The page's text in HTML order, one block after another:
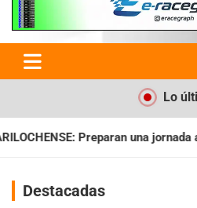
Electrónica del
Argentina
Lo
a puro espectáculo AKPS:
Destacadas